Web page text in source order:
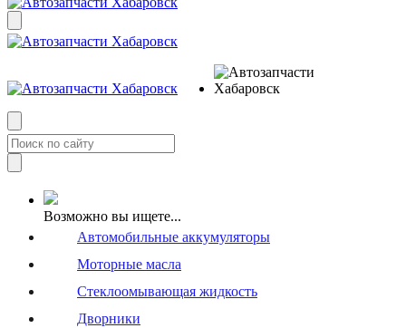
Возможно вы ищете...
Автомобильные аккумуляторы
Моторные масла
Стеклоомывающая жидкость
Дворники